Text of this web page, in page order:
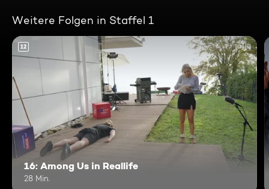
Weitere Folgen in Staffel 1
12
16: Among Us in Reallife
28 Min.